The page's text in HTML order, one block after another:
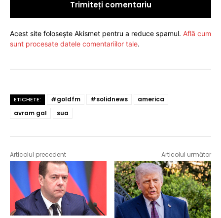
Acest site folosește Akismet pentru a reduce spamul. Află cum
sunt procesate datele comentariilor tale.
ETICHETE: #goldfm #solidnews
america
avram gal
sua
Articolul precedent Articolul următor